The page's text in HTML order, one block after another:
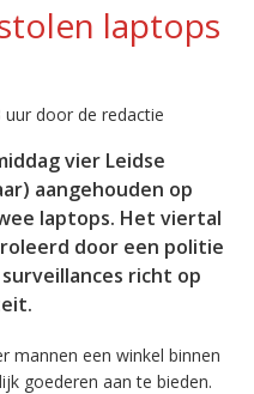
laptops
door de redactie
vier Leidse
aangehouden op
laptops. Het viertal
door een politie
richt op
mannen een winkel binnen
goederen aan te bieden.